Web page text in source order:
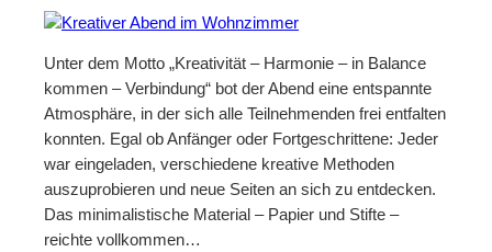
Unter dem Motto „Kreativität – Harmonie – in Balance
kommen – Verbindung“ bot der Abend eine entspannte
Atmosphäre, in der sich alle Teilnehmenden frei entfalten
konnten. Egal ob Anfänger oder Fortgeschrittene: Jeder
war eingeladen, verschiedene kreative Methoden
auszuprobieren und neue Seiten an sich zu entdecken.
Das minimalistische Material – Papier und Stifte –
reichte vollkommen…